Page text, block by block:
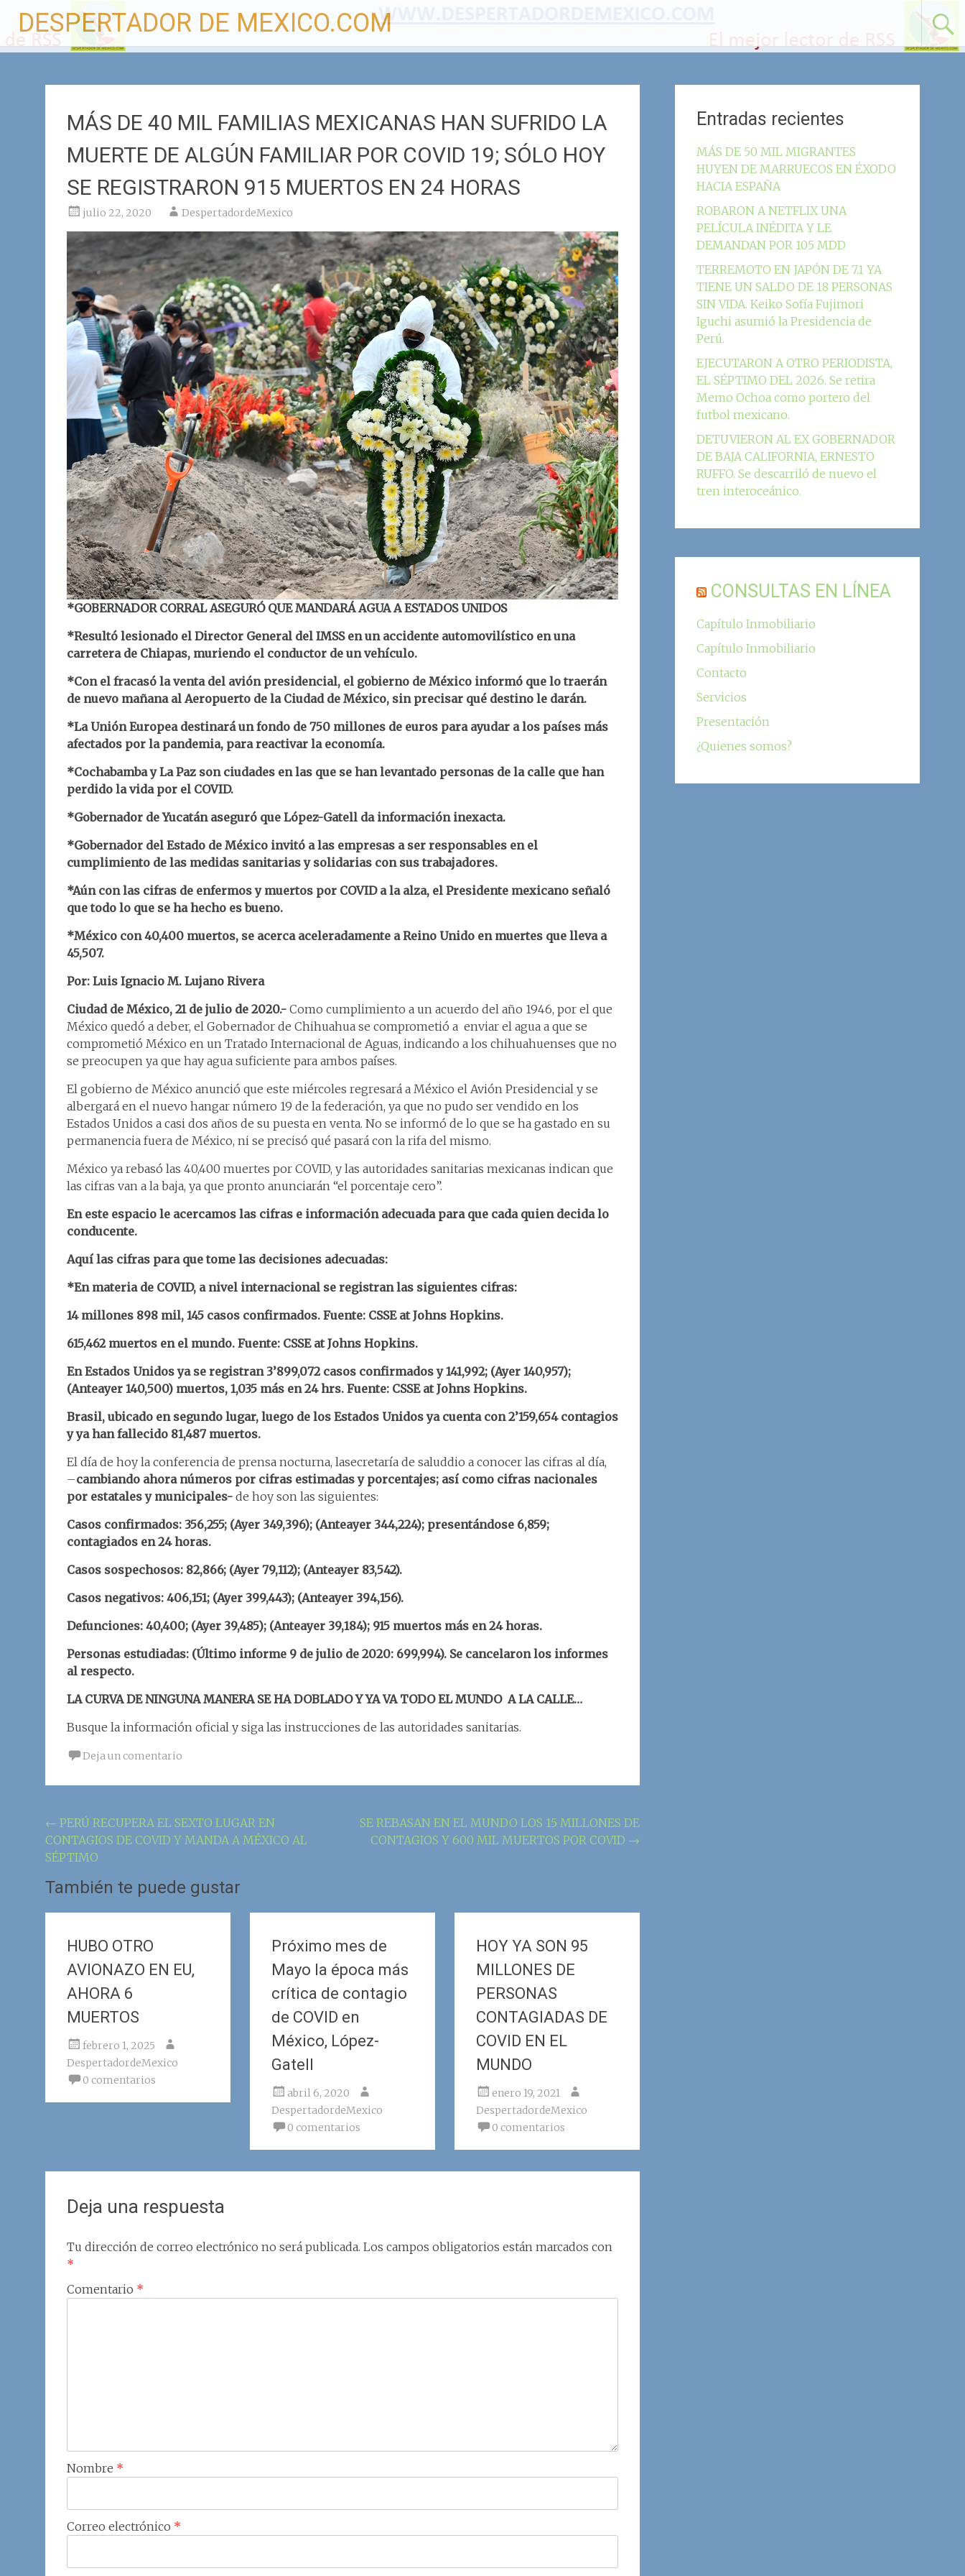
contenido
DESPERTADOR DE MEXICO.COM
MÁS DE 40 MIL FAMILIAS MEXICANAS HAN SUFRIDO LA
MUERTE DE ALGÚN FAMILIAR POR COVID 19; SÓLO HOY
SE REGISTRARON 915 MUERTOS EN 24 HORAS
julio 22, 2020 DespertadordeMexico
*GOBERNADOR CORRAL ASEGURÓ QUE MANDARÁ AGUA A ESTADOS UNIDOS
*Resultó lesionado el Director General del IMSS en un accidente automovilístico en una
carretera de Chiapas, muriendo el conductor de un vehículo.
*Con el fracasó la venta del avión presidencial, el gobierno de México informó que lo traerán
de nuevo mañana al Aeropuerto de la Ciudad de México, sin precisar qué destino le darán.
*La Unión Europea destinará un fondo de 750 millones de euros para ayudar a los países más
afectados por la pandemia, para reactivar la economía.
*Cochabamba y La Paz son ciudades en las que se han levantado personas de la calle que han
perdido la vida por el COVID.
*Gobernador de Yucatán aseguró que López-Gatell da información inexacta.
*Gobernador del Estado de México invitó a las empresas a ser responsables en el
cumplimiento de las medidas sanitarias y solidarias con sus trabajadores.
*Aún con las cifras de enfermos y muertos por COVID a la alza, el Presidente mexicano señaló
que todo lo que se ha hecho es bueno.
*México con 40,400 muertos, se acerca aceleradamente a Reino Unido en muertes que lleva a
45,507.
Por: Luis Ignacio M. Lujano Rivera
Ciudad de México, 21 de julio de 2020.- Como cumplimiento a un acuerdo del año 1946, por el que
México quedó a deber, el Gobernador de Chihuahua se comprometió a enviar el agua a que se
comprometió México en un Tratado Internacional de Aguas, indicando a los chihuahuenses que no
se preocupen ya que hay agua suficiente para ambos países.
El gobierno de México anunció que este miércoles regresará a México el Avión Presidencial y se
albergará en el nuevo hangar número 19 de la federación, ya que no pudo ser vendido en los
Estados Unidos a casi dos años de su puesta en venta. No se informó de lo que se ha gastado en su
permanencia fuera de México, ni se precisó qué pasará con la rifa del mismo.
México ya rebasó las 40,400 muertes por COVID, y las autoridades sanitarias mexicanas indican que
las cifras van a la baja, ya que pronto anunciarán “el porcentaje cero”.
En este espacio le acercamos las cifras e información adecuada para que cada quien decida lo
conducente.
Aquí las cifras para que tome las decisiones adecuadas:
*En materia de COVID, a nivel internacional se registran las siguientes cifras:
14 millones 898 mil, 145 casos confirmados. Fuente: CSSE at Johns Hopkins.
615,462 muertos en el mundo. Fuente: CSSE at Johns Hopkins.
En Estados Unidos ya se registran 3’899,072 casos confirmados y 141,992; (Ayer 140,957);
(Anteayer 140,500) muertos, 1,035 más en 24 hrs. Fuente: CSSE at Johns Hopkins.
Brasil, ubicado en segundo lugar, luego de los Estados Unidos ya cuenta con 2’159,654 contagios
y ya han fallecido 81,487 muertos.
El día de hoy la conferencia de prensa nocturna, lasecretaría de saluddio a conocer las cifras al día,
–cambiando ahora números por cifras estimadas y porcentajes; así como cifras nacionales
por estatales y municipales- de hoy son las siguientes:
Casos confirmados: 356,255; (Ayer 349,396); (Anteayer 344,224); presentándose 6,859;
contagiados en 24 horas.
Casos sospechosos: 82,866; (Ayer 79,112); (Anteayer 83,542).
Casos negativos: 406,151; (Ayer 399,443); (Anteayer 394,156).
Defunciones: 40,400; (Ayer 39,485); (Anteayer 39,184); 915 muertos más en 24 horas.
Personas estudiadas: (Último informe 9 de julio de 2020: 699,994). Se cancelaron los informes
al respecto.
LA CURVA DE NINGUNA MANERA SE HA DOBLADO Y YA VA TODO EL MUNDO A LA CALLE…
Busque la información oficial y siga las instrucciones de las autoridades sanitarias.
Deja un comentario
Navegación
de
entrada
← PERÚ RECUPERA EL SEXTO LUGAR EN
CONTAGIOS DE COVID Y MANDA A MÉXICO AL
SÉPTIMO
SE REBASAN EN EL MUNDO LOS 15 MILLONES DE
CONTAGIOS Y 600 MIL MUERTOS POR COVID →
También te puede gustar
HUBO OTRO
AVIONAZO EN EU,
AHORA 6
MUERTOS
febrero 1, 2025
DespertadordeMexico
0 comentarios
Próximo mes de
Mayo la época más
crítica de contagio
de COVID en
México, López-
Gatell
abril 6, 2020
DespertadordeMexico
0 comentarios
HOY YA SON 95
MILLONES DE
PERSONAS
CONTAGIADAS DE
COVID EN EL
MUNDO
enero 19, 2021
DespertadordeMexico
0 comentarios
Deja una respuesta
Tu dirección de correo electrónico no será publicada. Los campos obligatorios están marcados con
*
Comentario *
Nombre *
Correo electrónico *
Entradas recientes
MÁS DE 50 MIL MIGRANTES
HUYEN DE MARRUECOS EN ÉXODO
HACIA ESPAÑA
ROBARON A NETFLIX UNA
PELÍCULA INÉDITA Y LE
DEMANDAN POR 105 MDD
TERREMOTO EN JAPÓN DE 7.1 YA
TIENE UN SALDO DE 18 PERSONAS
SIN VIDA. Keiko Sofía Fujimori
Iguchi asumió la Presidencia de
Perú.
EJECUTARON A OTRO PERIODISTA,
EL SÉPTIMO DEL 2026. Se retira
Memo Ochoa como portero del
futbol mexicano.
DETUVIERON AL EX GOBERNADOR
DE BAJA CALIFORNIA, ERNESTO
RUFFO. Se descarriló de nuevo el
tren interoceánico.
CONSULTAS EN LÍNEA
Capítulo Inmobiliario
Capítulo Inmobiliario
Contacto
Servicios
Presentación
¿Quienes somos?